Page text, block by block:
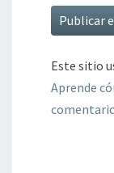
Este sitio
Aprende